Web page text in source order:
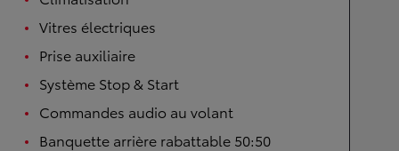
Vitres électriques
Prise auxiliaire
Système Stop & Start
Commandes audio au volant
Banquette arrière rabattable 50:50